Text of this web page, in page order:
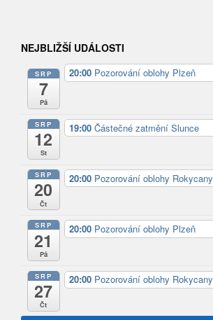
NEJBLIŽŠÍ UDÁLOSTI
SRP
7
Pá
20:00 Pozorování oblohy Plzeň
SRP
12
St
19:00 Částečné zatmění Slunce
SRP
20
Čt
20:00 Pozorování oblohy Rokycany
SRP
21
Pá
20:00 Pozorování oblohy Plzeň
SRP
27
Čt
20:00 Pozorování oblohy Rokycany